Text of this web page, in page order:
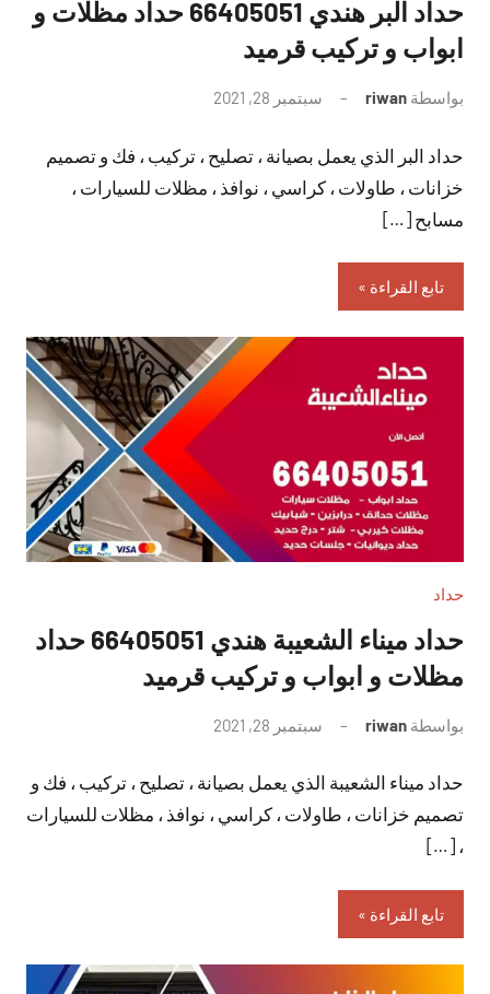
حداد البر هندي 66405051 حداد مظلات و
ابواب و تركيب قرميد
بواسطة riwan سبتمبر 28, 2021
تعليقات
حداد البر الذي يعمل بصيانة ، تصليح ، تركيب ، فك و تصميم
خزانات ، طاولات ، كراسي ، نوافذ ، مظلات للسيارات ،
مسابح […]
تابع القراءة
حداد
حداد ميناء الشعيبة هندي 66405051 حداد
مظلات و ابواب و تركيب قرميد
بواسطة riwan سبتمبر 28, 2021
تعليقات
حداد ميناء الشعيبة الذي يعمل بصيانة ، تصليح ، تركيب ، فك و
تصميم خزانات ، طاولات ، كراسي ، نوافذ ، مظلات للسيارات
، […]
تابع القراءة